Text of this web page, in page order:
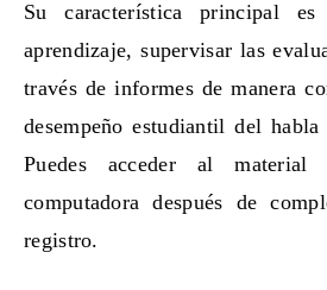
Su característica principal
aprendizaje, supervisar las
través de informes de manera
desempeño estudiantil del habla
Puedes acceder al
computadora después de
registro.